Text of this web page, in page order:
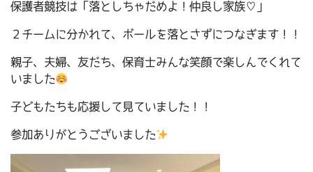
保護者競技は「落としちゃだめよ！仲良し家族♡」
２チームに分かれて、ボールを落とさずにつなぎます！！
親子、夫婦、友だち、保育士みんな笑顔で楽しんでくれて
いました
子どもたちも応援して見ていました！！
参加ありがとうございました